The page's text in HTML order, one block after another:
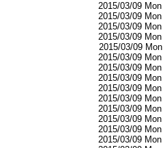
2015/03/09 Mon
2015/03/09 Mon
2015/03/09 Mon
2015/03/09 Mon
2015/03/09 Mon
2015/03/09 Mon
2015/03/09 Mon
2015/03/09 Mon
2015/03/09 Mon
2015/03/09 Mon
2015/03/09 Mon
2015/03/09 Mon
2015/03/09 Mon
2015/03/09 Mon